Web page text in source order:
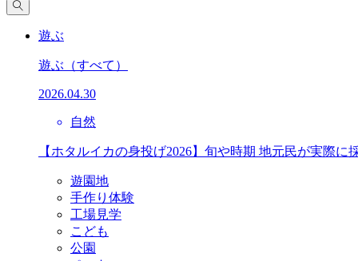
遊ぶ
遊ぶ （すべて）
2026.04.30
自然
【ホタルイカの身投げ2026】旬や時期 地元民が実際に
遊園地
手作り体験
工場見学
こども
公園